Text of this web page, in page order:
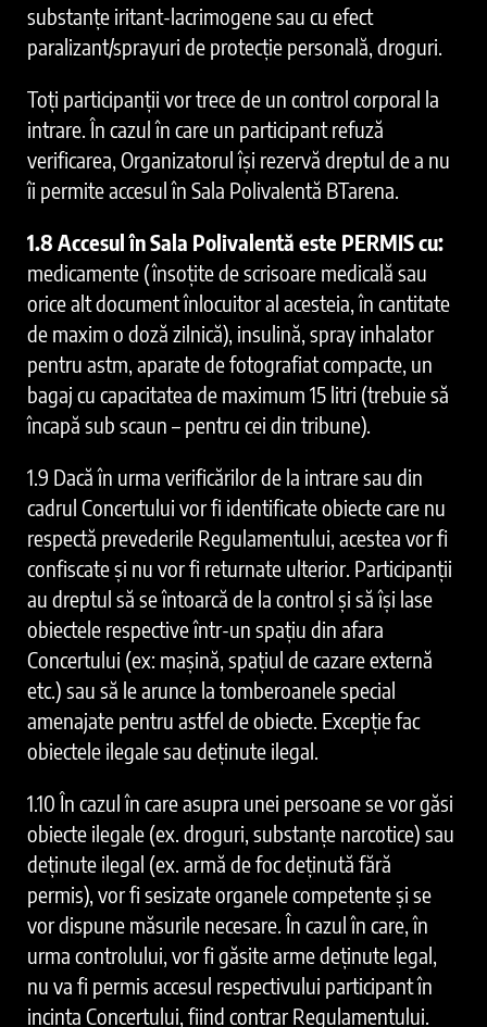
substanțe iritant-lacrimogene sau cu efect
paralizant/sprayuri de protecție personală, droguri.
Toți participanții vor trece de un control corporal la
intrare. În cazul în care un participant refuză
verificarea, Organizatorul își rezervă dreptul de a nu
îi permite accesul în Sala Polivalentă BTarena.
1.8 Accesul în Sala Polivalentă este PERMIS cu:
medicamente (însoțite de scrisoare medicală sau
orice alt document înlocuitor al acesteia, în cantitate
de maxim o doză zilnică), insulină, spray inhalator
pentru astm, aparate de fotografiat compacte, un
bagaj cu capacitatea de maximum 15 litri (trebuie să
încapă sub scaun – pentru cei din tribune).
1.9 Dacă în urma verificărilor de la intrare sau din
cadrul Concertului vor fi identificate obiecte care nu
respectă prevederile Regulamentului, acestea vor fi
confiscate și nu vor fi returnate ulterior. Participanții
au dreptul să se întoarcă de la control și să își lase
obiectele respective într-un spațiu din afara
Concertului (ex: mașină, spațiul de cazare externă
etc.) sau să le arunce la tomberoanele special
amenajate pentru astfel de obiecte. Excepție fac
obiectele ilegale sau deținute ilegal.
1.10 În cazul în care asupra unei persoane se vor găsi
obiecte ilegale (ex. droguri, substanțe narcotice) sau
deținute ilegal (ex. armă de foc deținută fără
permis), vor fi sesizate organele competente și se
vor dispune măsurile necesare. În cazul în care, în
urma controlului, vor fi găsite arme deținute legal,
nu va fi permis accesul respectivului participant în
incinta Concertului, fiind contrar Regulamentului.